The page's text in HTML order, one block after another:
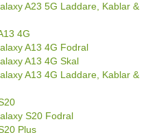
A23 5G Laddare, Kablar &
4G
A13 4G Fodral
A13 4G Skal
A13 4G Laddare, Kablar &
S20 Fodral
Plus